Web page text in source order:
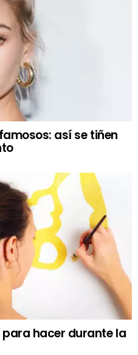
así se tiñen
para hacer durante la